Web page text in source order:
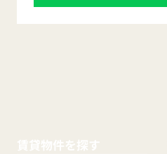
賃貸物件を探す